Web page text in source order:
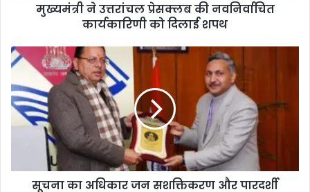
मुख्यमंत्री ने उत्तरांचल प्रेसक्लब की नवनिर्वाचित
कार्यकारिणी को दिलाई शपथ
सूचना का अधिकार जन सशक्तिकरण और पारदर्शी